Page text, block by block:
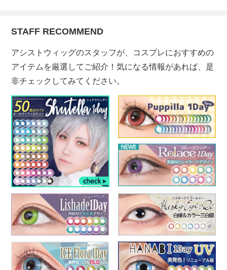
STAFF RECOMMEND
アシストウィッグのスタッフが、コスプレにおすすめの
アイテムを厳選してご紹介！気になる情報があれば、是
非チェックしてみてください。